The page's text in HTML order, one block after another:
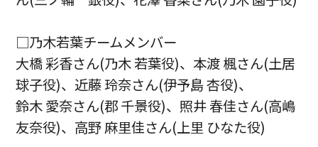
□乃木若葉チームメンバー
大橋 彩香さん(乃木 若葉役)、本渡 楓さん(土居
球子役)、近藤 玲奈さん(伊予島 杏役)、
鈴木 愛奈さん(郡 千景役)、照井 春佳さん(高嶋
友奈役)、高野 麻里佳さん(上里 ひなた役)